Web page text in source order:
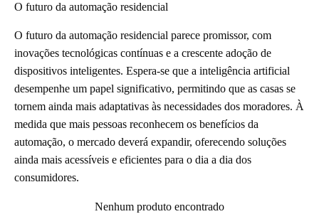
O futuro da automação residencial
O futuro da automação residencial parece promissor, com
inovações tecnológicas contínuas e a crescente adoção de
dispositivos inteligentes. Espera-se que a inteligência artificial
desempenhe um papel significativo, permitindo que as casas se
tornem ainda mais adaptativas às necessidades dos moradores. À
medida que mais pessoas reconhecem os benefícios da
automação, o mercado deverá expandir, oferecendo soluções
ainda mais acessíveis e eficientes para o dia a dia dos
consumidores.
Nenhum produto encontrado